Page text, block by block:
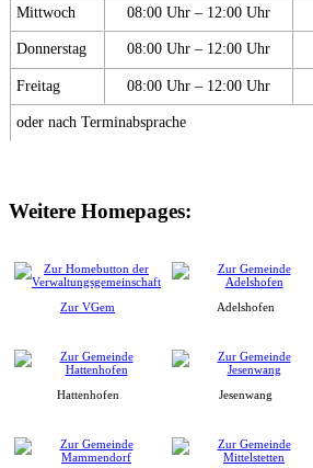
Mittwoch 08:00 Uhr – 12:00 Uhr
Donnerstag 08:00 Uhr – 12:00 Uhr
Freitag 08:00 Uhr – 12:00 Uhr
oder nach Terminabsprache
Weitere Homepages:
Zur VGem Adelshofen
Hattenhofen Jesenwang